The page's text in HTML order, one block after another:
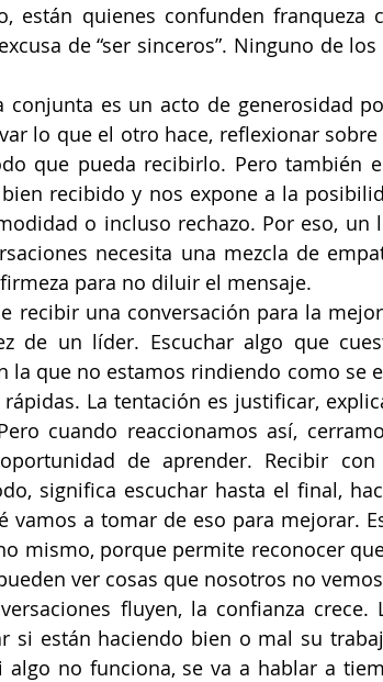
están quienes confunden franqueza
de “ser sinceros”. Ninguno de
conjunta es un acto de generosidad
lo que el otro hace, reflexionar
que pueda recibirlo. Pero también
recibido y nos expone a la
o incluso rechazo. Por eso, un
necesita una mezcla de
para no diluir el mensaje.
recibir una conversación para la
de un líder. Escuchar algo que
la que no estamos rindiendo como se
La tentación es justificar,
cuando reaccionamos así,
de aprender. Recibir
significa escuchar hasta el final,
vamos a tomar de eso para mejorar.
mismo, porque permite reconocer
ver cosas que nosotros no
fluyen, la confianza crece.
si están haciendo bien o mal su
algo no funciona, se va a hablar a